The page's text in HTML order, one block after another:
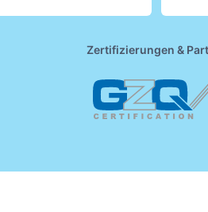
Zertifizierungen &